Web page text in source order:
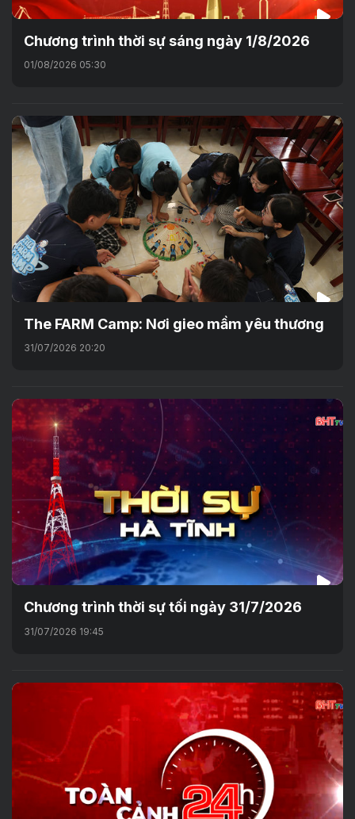
Chương trình thời sự sáng ngày 1/8/2026
01/08/2026 05:30
The FARM Camp: Nơi gieo mầm yêu thương
31/07/2026 20:20
Chương trình thời sự tối ngày 31/7/2026
31/07/2026 19:45